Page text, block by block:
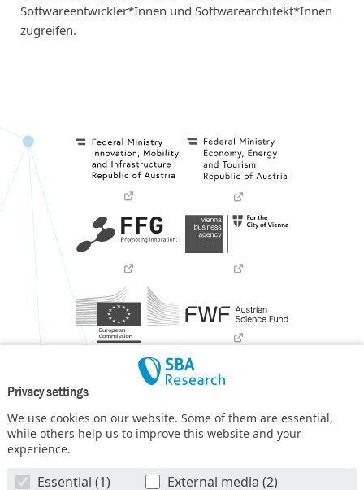
Privacy settings
We use cookies on our website. Some of them are essential,
while others help us to improve this website and your
experience.
Essential (1) External media (2)
Softwareentwickler*Innen und Softwarearchitekt*Innen
zugreifen.
COMET – Competence Centers for Excellent Technologies